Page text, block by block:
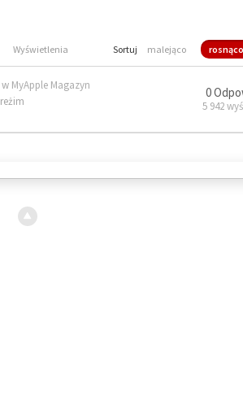
Wyświetlenia Sortuj malejąco rosnąco
w MyApple Magazyn
reżim
0
5 942